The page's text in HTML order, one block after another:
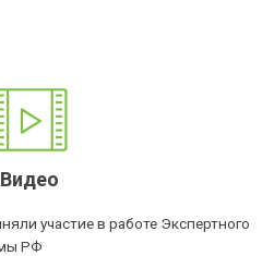
Видео
участие в работе Экспертного
РФ